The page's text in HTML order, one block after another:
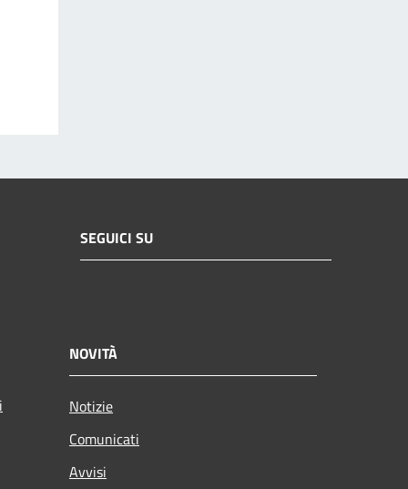
SEGUICI SU
NOVITÀ
Notizie
Comunicati
Avvisi